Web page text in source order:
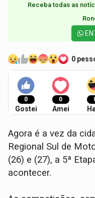
Receba todas as
0
0
Gostei
0
Amei
Agora é a vez da
Regional Sul de
(26) e (27), a 5ª
acontecer.